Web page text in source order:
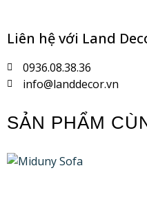
Liên hệ với Land
0936.08.38.36
info@landdecor.vn
SẢN PHẨM